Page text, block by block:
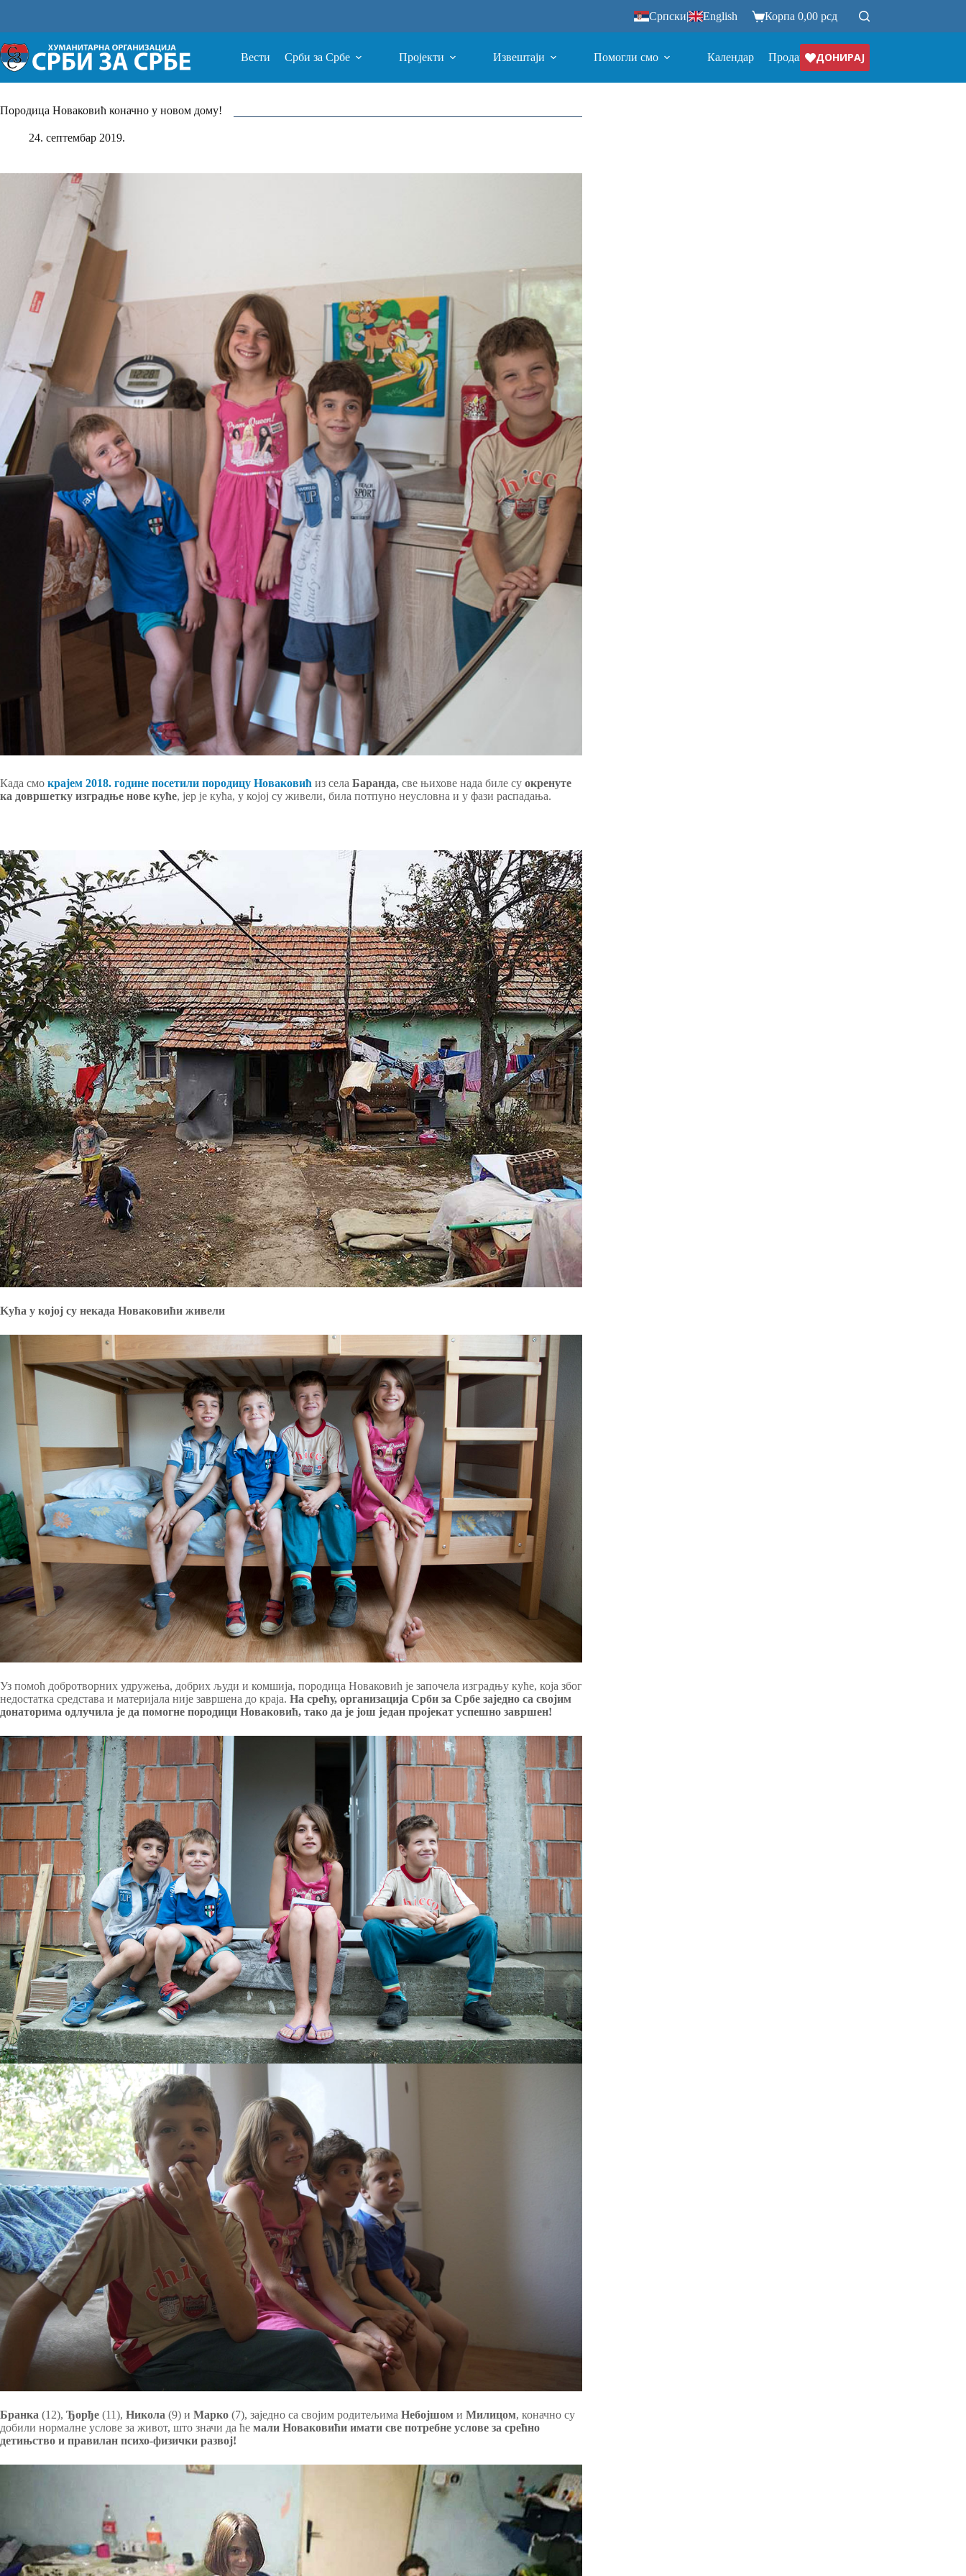
Српски| English Корпа 0,00 рсд
Вести Срби за Србе Пројекти Извештаји Помогли смо Календар ПродавницаДОНИРАЈ
Породица Новаковић коначно у новом дому!
24. септембар 2019.
Када смо крајем 2018. године посетили породицу Новаковић из села Баранда, све њихове нада биле су окренуте
ка довршетку изградње нове куће, јер је кућа, у којој су живели, била потпуно неусловна и у фази распадања.
Kућа у којој су некада Новаковићи живели
Уз помоћ добротворних удружења, добрих људи и комшија, породица Новаковић је започела изградњу куће, која због
недостатка средстава и материјала није завршена до краја. На срећу, организација Срби за Србе заједно са својим
донаторима одлучила је да помогне породици Новаковић, тако да је још један пројекат успешно завршен!
Бранка (12), Ђорђе (11), Никола (9) и Марко (7), заједно са својим родитељима Небојшом и Милицом, коначно су
добили нормалне услове за живот, што значи да ће мали Новаковићи имати све потребне услове за срећно
детињство и правилан психо-физички развој!